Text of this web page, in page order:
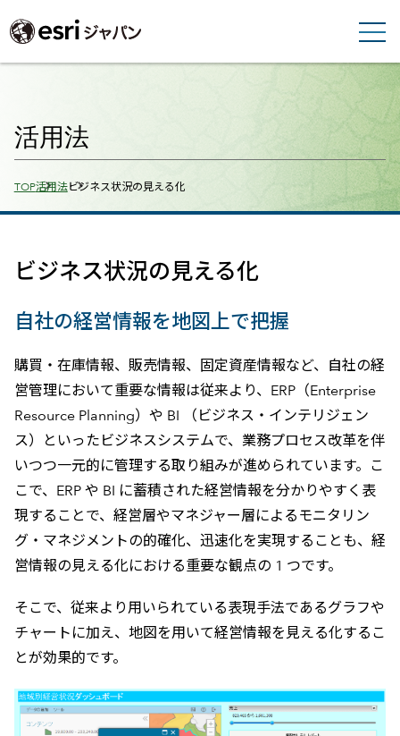
活用法
Breadcrumbs
TOP活用法ビジネス状況の見える化
ビジネス状況の見える化
自社の経営情報を地図上で把握
購買・在庫情報、販売情報、固定資産情報など、自社の経
営管理において重要な情報は従来より、ERP（Enterprise
Resource Planning）や BI （ビジネス・インテリジェン
ス）といったビジネスシステムで、業務プロセス改革を伴
いつつ一元的に管理する取り組みが進められています。こ
こで、ERP や BI に蓄積された経営情報を分かりやすく表
現することで、経営層やマネジャー層によるモニタリン
グ・マネジメントの的確化、迅速化を実現することも、経
営情報の見える化における重要な観点の 1 つです。
そこで、従来より用いられている表現手法であるグラフや
チャートに加え、地図を用いて経営情報を見える化するこ
とが効果的です。